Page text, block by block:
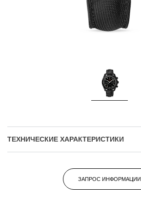
ТЕХНИЧЕСКИЕ ХАРАКТЕРИСТИКИ
ЗАПРОС ИНФОРМАЦИИ